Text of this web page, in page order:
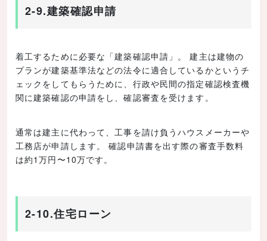
2-9.建築確認申請
着工するために必要な「建築確認申請」。 建主は建物の
プランが建築基準法などの法令に適合しているかというチ
ェックをしてもらうために、行政や民間の指定確認検査機
関に建築確認の申請をし、確認審査を受けます。
通常は建主に代わって、工事を請け負うハウスメーカーや
工務店が申請します。 確認申請書を出す際の審査手数料
は約1万円〜10万です。
2-10.住宅ローン